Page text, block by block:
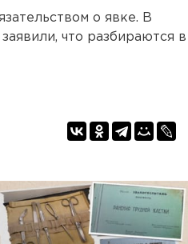
о явке. В
что разбираются в